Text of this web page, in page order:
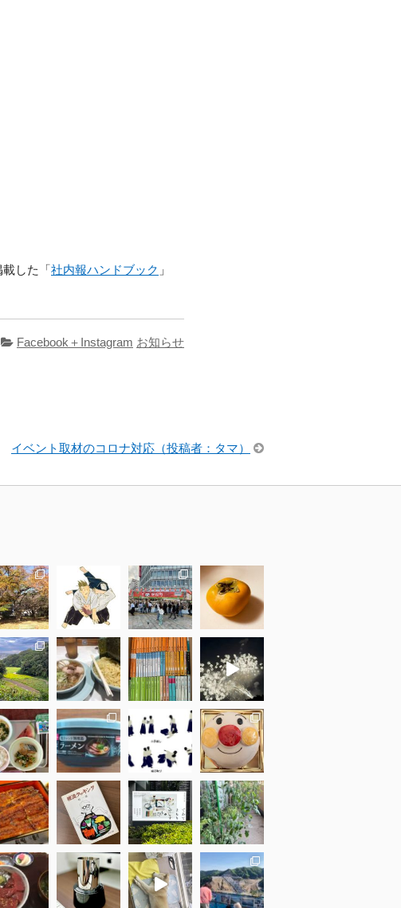
した「社内報ハンドブック 」
Facebook＋Instagram お知らせ
イベント取材のコロナ対応（投稿者：タマ）